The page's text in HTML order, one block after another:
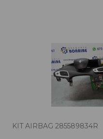
KIT AIRBAG 285589834R